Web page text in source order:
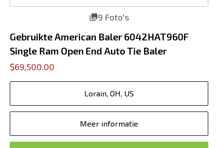
9 Foto's
Gebruikte American Baler 6042HAT960F
Single Ram Open End Auto Tie Baler
$69,500.00
Lorain, OH, US
Meer informatie